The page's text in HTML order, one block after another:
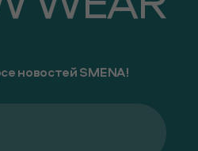
новостей SMENA!